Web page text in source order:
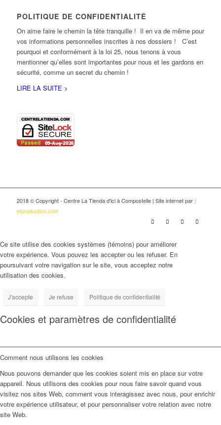
POLITIQUE DE CONFIDENTIALITÉ
On aime faire le chemin la tête tranquille ! Il en va de même pour
vos informations personnelles inscrites à nos dossiers ! C’est
pourquoi et conformément à la loi 25, nous tenons à vous
mentionner qu’elles sont importantes pour nous et les gardons en
sécurité, comme un secret du chemin !
LIRE LA SUITE >
2018 © Copyright - Centre La Tienda d'ici à Compostelle | Site internet par :
etproduction.com
Ce site utilise des cookies systèmes (témoins) pour améliorer
votre expérience. Vous pouvez les accepter ou les refuser. En
poursuivant votre navigation sur le site, vous acceptez notre
utilisation des cookies.
J'accepte Je refuse Politique de confidentialité
Cookies et paramètres de confidentialité
Comment nous utilisons les cookies
Nous pouvons demander que les cookies soient mis en place sur votre
appareil. Nous utilisons des cookies pour nous faire savoir quand vous
visitez nos sites Web, comment vous interagissez avec nous, pour enrichir
votre expérience utilisateur, et pour personnaliser votre relation avec notre
site Web.